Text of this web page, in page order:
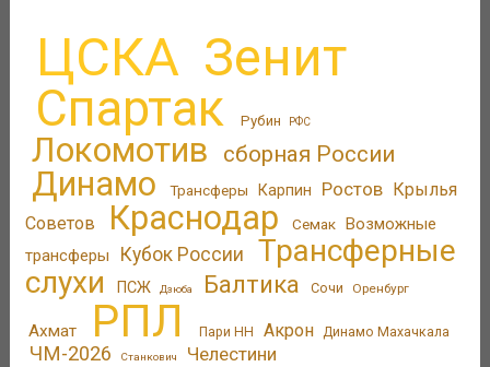
ЦСКА Зенит
Спартак Рубин РФС
Локомотив сборная России
Динамо Трансферы Карпин Ростов Крылья
Советов
Краснодар Семак Возможные
трансферы
Кубок России
Трансферные
слухи
ПСЖ Дзюба Балтика Сочи Оренбург
Ахмат РПЛ Пари НН Акрон Динамо Махачкала
ЧМ-2026 Станкович Челестини